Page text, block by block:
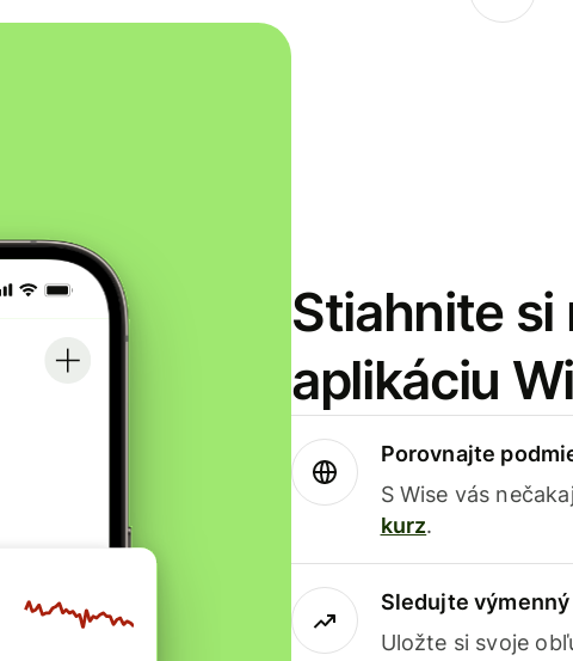
Stiahnite
aplikáciu
Porovnajte
S Wise vás
kurz.
Sledujte
Uložte si svoje